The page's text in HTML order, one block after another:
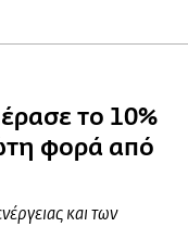
το 10%
φορά από
και των